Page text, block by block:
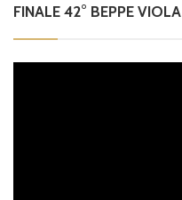
FINALE 42° BEPPE VIOLA